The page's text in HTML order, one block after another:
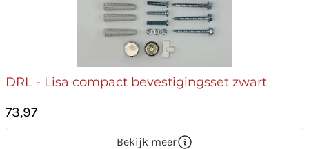
DRL - Lisa compact bevestigingsset zwart
73,97
Bekijk meer